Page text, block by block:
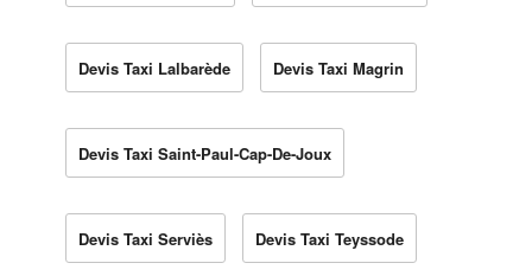
Devis Taxi Lalbarède Devis Taxi Magrin
Devis Taxi Saint-Paul-Cap-De-Joux
Devis Taxi Serviès Devis Taxi Teyssode